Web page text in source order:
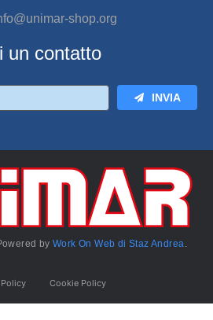
shop.org
un contatto
INVIA
byWork On Web di Staz Andrea.
Cookie Policy